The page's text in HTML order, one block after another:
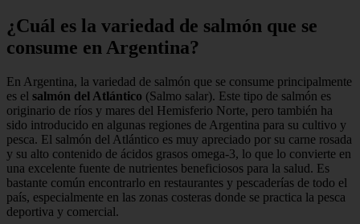
¿Cuál es la variedad de salmón que se
consume en Argentina?
En Argentina, la variedad de salmón que se consume principalmente
es el salmón del Atlántico (Salmo salar). Este tipo de salmón es
originario de ríos y mares del Hemisferio Norte, pero también ha
sido introducido en algunas regiones de Argentina para su cultivo y
pesca. El salmón del Atlántico es muy apreciado por su carne rosada
y su alto contenido de ácidos grasos omega-3, lo que lo convierte en
una excelente fuente de nutrientes beneficiosos para la salud. Es
bastante común encontrarlo en restaurantes y pescaderías de todo el
país, especialmente en las zonas costeras donde se practica la pesca
deportiva y comercial.